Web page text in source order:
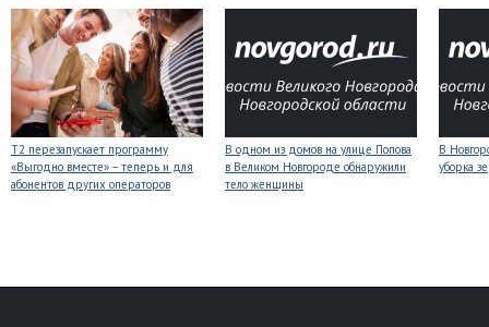
Т2 перезапускает программу
«Выгодно вместе» – теперь и для
абонентов других операторов
В одном из домов на улице Попова
в Великом Новгороде обнаружили
тело женщины
В
уборка